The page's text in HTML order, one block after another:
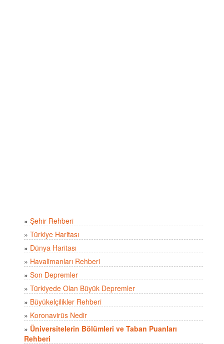
» Şehir Rehberi
» Türkiye Haritası
» Dünya Haritası
» Havalimanları Rehberi
» Son Depremler
» Türkiyede Olan Büyük Depremler
» Büyükelçilikler Rehberi
» Koronavirüs Nedir
» Üniversitelerin Bölümleri ve Taban Puanları
Rehberi